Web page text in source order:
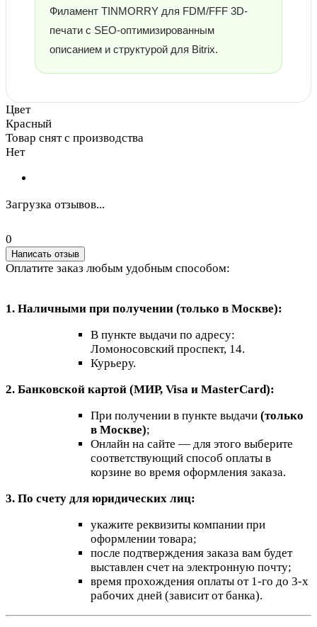
Филамент TINMORRY для FDM/FFF 3D-
печати с SEO-оптимизированным
описанием и структурой для Bitrix.
Цвет
Красный
Товар снят с производства
Нет
Загрузка отзывов...
0
Написать отзыв
Оплатите заказ любым удобным способом:
1. Наличными при получении (только в Москве):
В пункте выдачи по адресу:
Ломоносовский проспект, 14.
Курьеру.
2. Банковской картой (МИР, Visa и MasterCard):
При получении в пункте выдачи (только
в Москве);
Онлайн на сайте — для этого выберите
соответствующий способ оплаты в
корзине во время оформления заказа.
3. По счету для юридических лиц:
укажите реквизиты компании при
оформлении товара;
после подтверждения заказа вам будет
выставлен счет на электронную почту;
время прохождения оплаты от 1-го до 3-х
рабочих дней (зависит от банка).